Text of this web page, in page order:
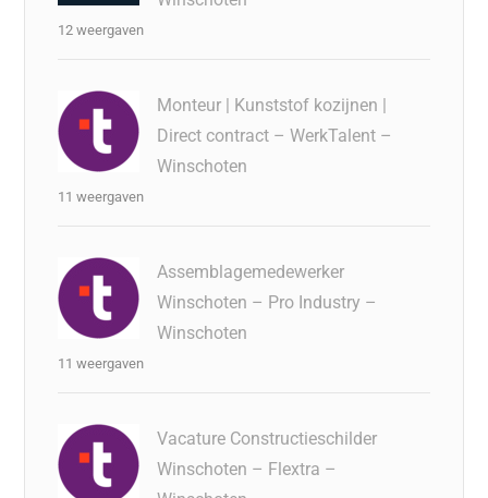
12 weergaven
Monteur | Kunststof kozijnen |
Direct contract – WerkTalent –
Winschoten
11 weergaven
Assemblagemedewerker
Winschoten – Pro Industry –
Winschoten
11 weergaven
Vacature Constructieschilder
Winschoten – Flextra –